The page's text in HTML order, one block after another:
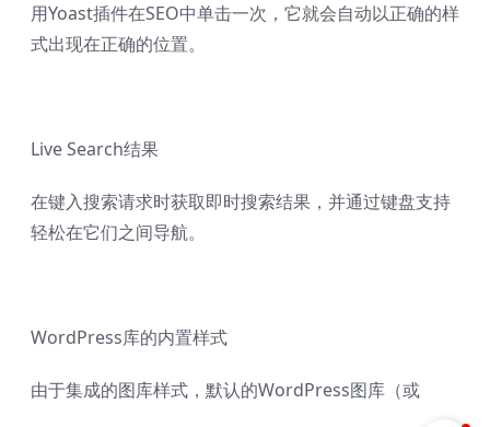
用Yoast插件在SEO中单击一次，它就会自动以正确的样
式出现在正确的位置。
Live Search结果
在键入搜索请求时获取即时搜索结果，并通过键盘支持
轻松在它们之间导航。
WordPress库的内置样式
由于集成的图库样式，默认的WordPress图库（或